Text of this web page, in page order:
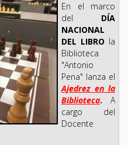
En el marco
del DÍA
NACIONAL
DEL LIBRO la
Biblioteca
"Antonio
Pena" lanza el
Ajedrez en la
Biblioteca. A
cargo del
Docente